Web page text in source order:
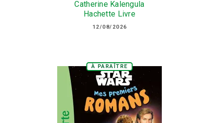
Catherine Kalengula
Hachette Livre
12/08/2026
À PARAÎTRE